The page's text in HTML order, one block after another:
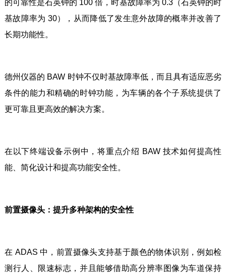
的可靠性是石英钟的 100 倍，时基故障率为 0.3（石英钟的时
基故障率为 30），从而降低了发生意外故障的概率并改善了
长期功能性。
德州仪器的 BAW 时钟不仅时基故障率低，而且具有适应恶劣
条件的能力和精确的时钟功能，为车辆的各个子系统提供了
更可靠且更高效的解决方案。
在以下终端设备示例中，将重点介绍 BAW 技术如何提高性
能、简化设计和提高功能安全性。
前置摄像头：提升多种架构的安全性
在 ADAS 中，前置摄像头支持基于颜色的物体识别，例如检
测行人、限速标志，并且能够借助高分辨率图像为车道保持